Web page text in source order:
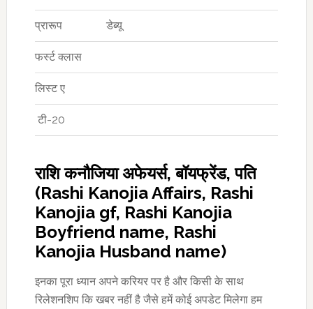
प्रारूप डेब्यू
फर्स्ट क्लास
लिस्ट ए
टी-20
राशि कनौजिया अफेयर्स, बॉयफ्रेंड, पति
(Rashi Kanojia Affairs, Rashi
Kanojia gf, Rashi Kanojia
Boyfriend name, Rashi
Kanojia Husband name)
इनका पूरा ध्यान अपने करियर पर है और किसी के साथ
रिलेशनशिप कि खबर नहीं है जैसे हमें कोई अपडेट मिलेगा हम